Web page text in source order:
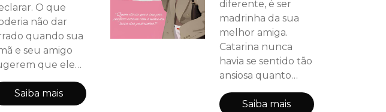
O que
não dar
quando sua
e seu amigo
que ele
uma serenata?
Saiba mais
diferente, é ser
madrinha da sua
melhor amiga.
Catarina nunca
havia se sentido tão
ansiosa quanto
naquele instante,
quando Hizadora,
Saiba mais